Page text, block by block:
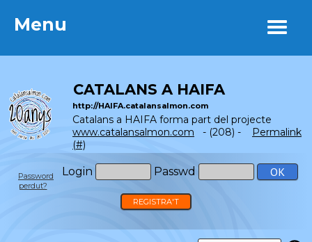
Menu
CATALANS A HAIFA
http://HAIFA.catalansalmon.com
Catalans a HAIFA forma part del projecte
www.catalansalmon.com - (208) - Permalink
(#)
Login Passwd
Password
perdut?
REGISTRA'T
Menu